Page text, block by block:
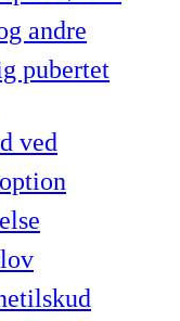
andre
pubertet
ved